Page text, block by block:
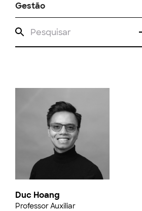
Gestão
Duc Hoang
Professor Auxiliar